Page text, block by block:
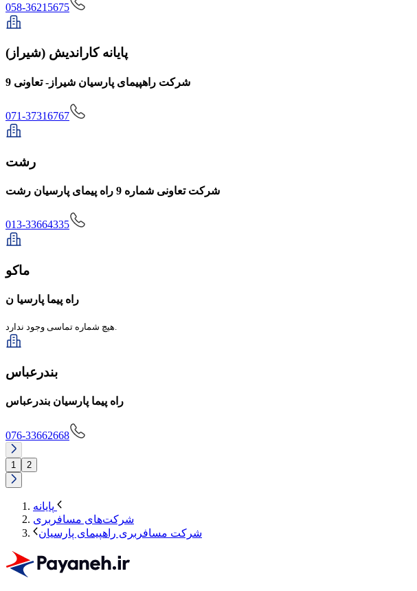
058-36215675
پایانه کاراندیش (شیراز)
شرکت راهپیمای پارسیان شیراز- تعاونی 9
071-37316767
رشت
شرکت تعاونی شماره 9 راه پیمای پارسیان رشت
013-33664335
ماکو
راه پیما پارسیا ن
هیچ شماره تماسی وجود ندارد.
بندرعباس
راه پیما پارسیان بندرعباس
076-33662668
1 2
شرکت‌های مسافربری
شرکت مسافربری راهپیمای پارسیان